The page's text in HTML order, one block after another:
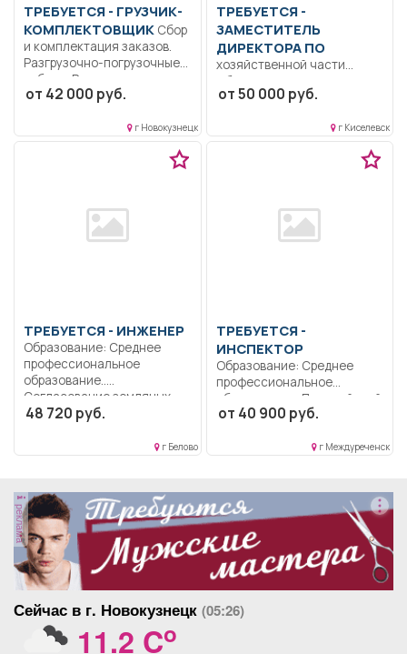
ТРЕБУЕТСЯ - ГРУЗЧИК-
КОМПЛЕКТОВЩИК
и комплектация заказов.
Разгрузочно-погрузочные
работы. Распределение
товара по...
от 42 000 руб.
г Новокузнецк
ТРЕБУЕТСЯ -
ЗАМЕСТИТЕЛЬ
ДИРЕКТОРА ПО
хозяйственной части
Образование: Высшее
образование —
от 50 000 руб.
г Киселевск
ТРЕБУЕТСЯ - ИНЖЕНЕР
Образование: Среднее
профессиональное
образование..
Согласование земляных
работ, проводимых
48 720 руб.
г Белово
ТРЕБУЕТСЯ -
ИНСПЕКТОР
Образование: Среднее
профессиональное
образование.. Полицейский
(водитель) патрульно-
от 40 900 руб.
г Междуреченск
реклама
Сейчас в г. Новокузнецк (05:26)
11.2 Co